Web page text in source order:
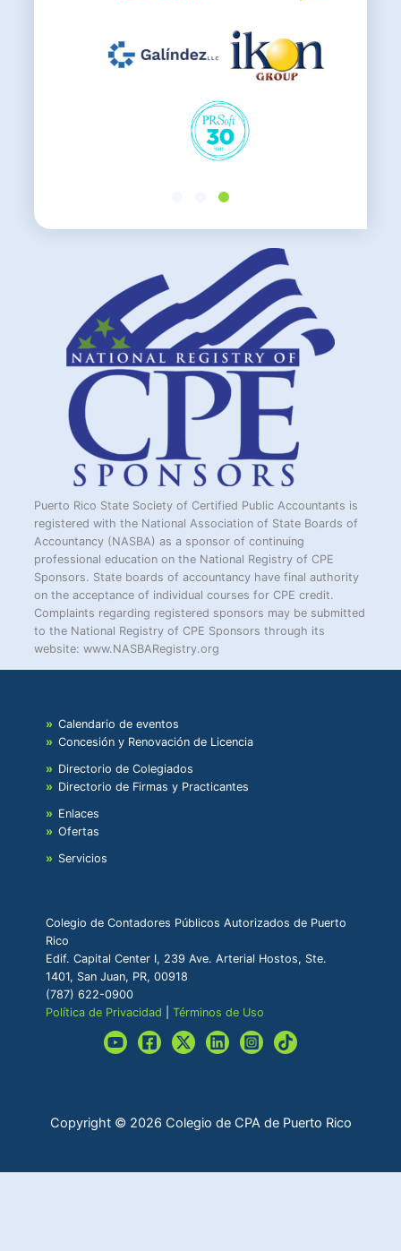
Puerto Rico State Society of Certified Public Accountants is
registered with the National Association of State Boards of
Accountancy (NASBA) as a sponsor of continuing
professional education on the National Registry of CPE
Sponsors. State boards of accountancy have final authority
on the acceptance of individual courses for CPE credit.
Complaints regarding registered sponsors may be submitted
to the National Registry of CPE Sponsors through its
website: www.NASBARegistry.org
Calendario de eventos
Concesión y Renovación de Licencia
Directorio de Colegiados
Directorio de Firmas y Practicantes
Enlaces
Ofertas
Servicios
Colegio de Contadores Públicos Autorizados de Puerto
Rico
Edif. Capital Center I, 239 Ave. Arterial Hostos, Ste.
1401, San Juan, PR, 00918
(787) 622-0900
Política de Privacidad |Términos de Uso
Copyright © 2026 Colegio de CPA de Puerto Rico